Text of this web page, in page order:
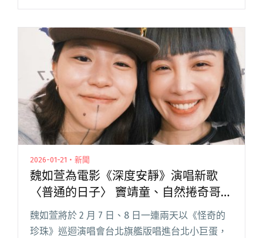
化創意產業聚落（TTICC）舉辦。以族語文化結合
課程囊括製作、唱閱讀全文 "阿爆與黃少雍聯手
發掘創作新聲 第六屆《MINETJUS電音製作解
密》開放報名中！"
2026-01-21・新聞
魏如萱為電影《深度安靜》演唱新歌
〈普通的日子〉 竇靖童、自然捲奇哥擔
任2月小巨蛋演唱會嘉賓
魏如萱將於 2 月 7 日、8 日一連兩天以《怪奇的
珍珠》巡迴演唱會台北旗艦版唱進台北小巨蛋，